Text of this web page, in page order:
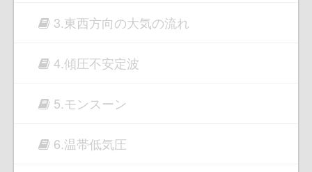
3.東西方向の大気の流れ
4.傾圧不安定波
5.モンスーン
6.温帯低気圧